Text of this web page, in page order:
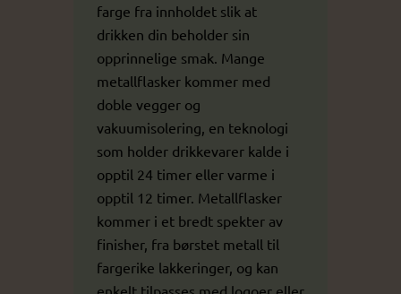
farge fra innholdet slik at
drikken din beholder sin
opprinnelige smak. Mange
metallflasker kommer med
doble vegger og
vakuumisolering, en teknologi
som holder drikkevarer kalde i
opptil 24 timer eller varme i
opptil 12 timer. Metallflasker
kommer i et bredt spekter av
finisher, fra børstet metall til
fargerike lakkeringer, og kan
enkelt tilpasses med logoer eller